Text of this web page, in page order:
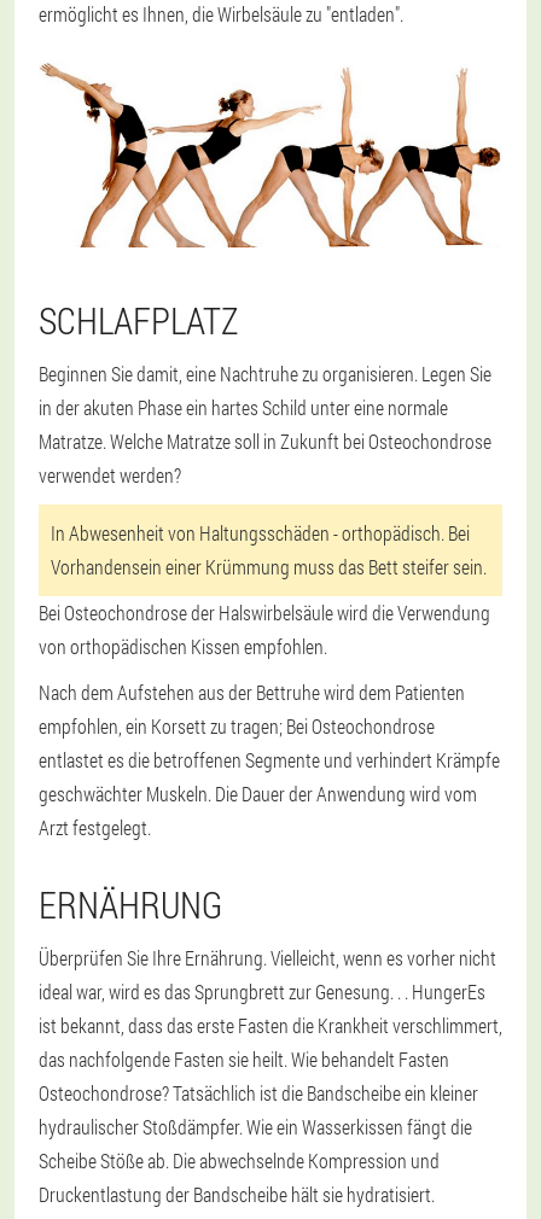
ermöglicht es Ihnen, die Wirbelsäule zu "entladen".
SCHLAFPLATZ
Beginnen Sie damit, eine Nachtruhe zu organisieren. Legen Sie
in der akuten Phase ein hartes Schild unter eine normale
Matratze. Welche Matratze soll in Zukunft bei Osteochondrose
verwendet werden?
In Abwesenheit von Haltungsschäden - orthopädisch. Bei
Vorhandensein einer Krümmung muss das Bett steifer sein.
Bei Osteochondrose der Halswirbelsäule wird die Verwendung
von orthopädischen Kissen empfohlen.
Nach dem Aufstehen aus der Bettruhe wird dem Patienten
empfohlen, ein Korsett zu tragen; Bei Osteochondrose
entlastet es die betroffenen Segmente und verhindert Krämpfe
geschwächter Muskeln. Die Dauer der Anwendung wird vom
Arzt festgelegt.
ERNÄHRUNG
Überprüfen Sie Ihre Ernährung. Vielleicht, wenn es vorher nicht
ideal war, wird es das Sprungbrett zur Genesung. . . HungerEs
ist bekannt, dass das erste Fasten die Krankheit verschlimmert,
das nachfolgende Fasten sie heilt. Wie behandelt Fasten
Osteochondrose? Tatsächlich ist die Bandscheibe ein kleiner
hydraulischer Stoßdämpfer. Wie ein Wasserkissen fängt die
Scheibe Stöße ab. Die abwechselnde Kompression und
Druckentlastung der Bandscheibe hält sie hydratisiert.